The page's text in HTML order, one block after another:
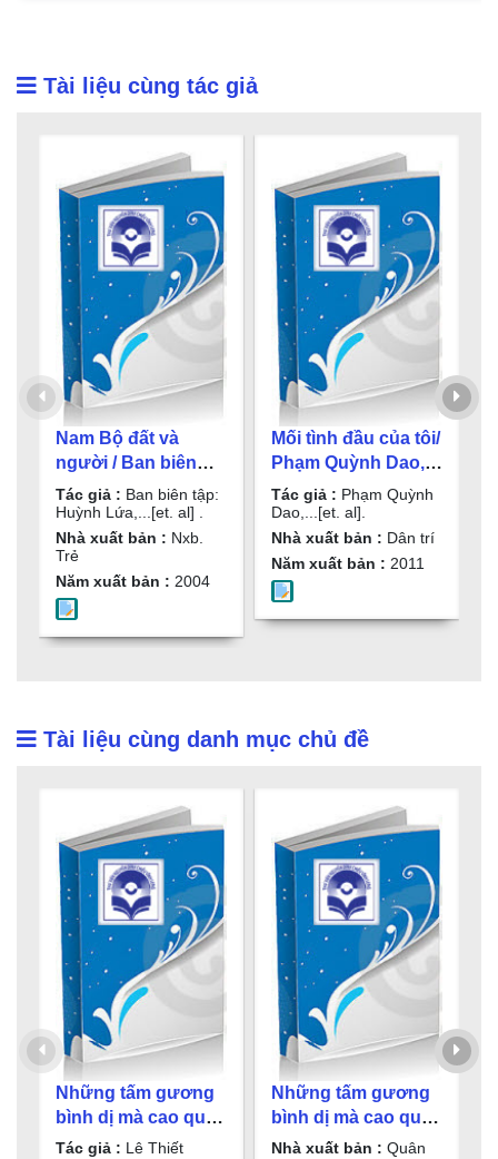
Tài liệu cùng tác giả
Nam Bộ đất và
người / Ban biên
tập: Huỳnh Lứa,...
[et. al] . T. 1
Tác giả : Ban biên tập:
Huỳnh Lứa,...[et. al] .
Nhà xuất bản : Nxb.
Trẻ
Năm xuất bản : 2004
Mối tình đầu của tôi/
Phạm Quỳnh Dao,...
[et. al]. T. 2
Tác giả : Phạm Quỳnh
Dao,...[et. al].
Nhà xuất bản : Dân trí
Năm xuất bản : 2011
Tài liệu cùng danh mục chủ đề
Những tấm gương
bình dị mà cao quý/
Lê Thiết Hùng,...[et.
Tác giả : Lê Thiết
Những tấm gương
bình dị mà cao quý.
T. 2
Nhà xuất bản : Quân